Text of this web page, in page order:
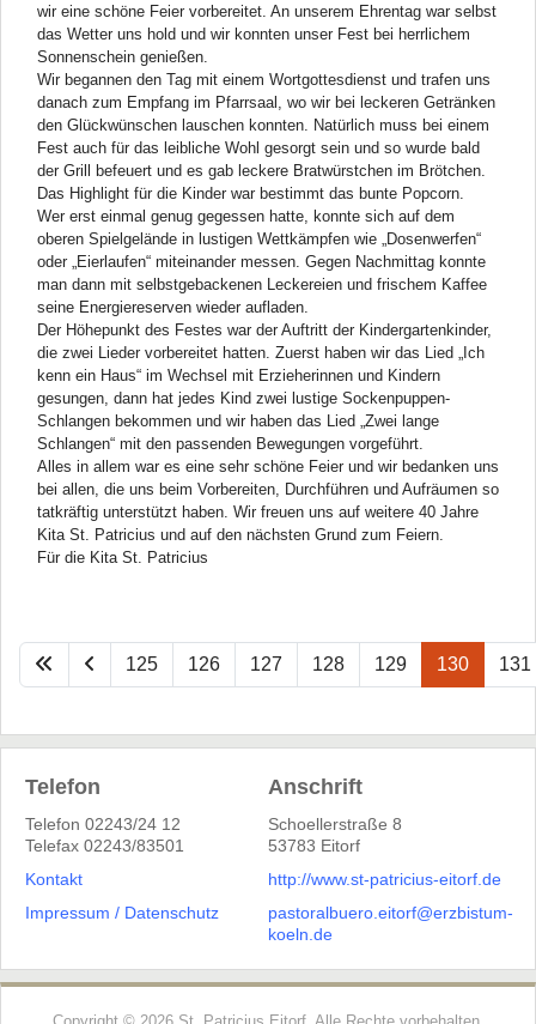
wir eine schöne Feier vorbereitet. An unserem Ehrentag war selbst
das Wetter uns hold und wir konnten unser Fest bei herrlichem
Sonnenschein genießen.
Wir begannen den Tag mit einem Wortgottesdienst und trafen uns
danach zum Empfang im Pfarrsaal, wo wir bei leckeren Getränken
den Glückwünschen lauschen konnten. Natürlich muss bei einem
Fest auch für das leibliche Wohl gesorgt sein und so wurde bald
der Grill befeuert und es gab leckere Bratwürstchen im Brötchen.
Das Highlight für die Kinder war bestimmt das bunte Popcorn.
Wer erst einmal genug gegessen hatte, konnte sich auf dem
oberen Spielgelände in lustigen Wettkämpfen wie „Dosenwerfen“
oder „Eierlaufen“ miteinander messen. Gegen Nachmittag konnte
man dann mit selbstgebackenen Leckereien und frischem Kaffee
seine Energiereserven wieder aufladen.
Der Höhepunkt des Festes war der Auftritt der Kindergartenkinder,
die zwei Lieder vorbereitet hatten. Zuerst haben wir das Lied „Ich
kenn ein Haus“ im Wechsel mit Erzieherinnen und Kindern
gesungen, dann hat jedes Kind zwei lustige Sockenpuppen-
Schlangen bekommen und wir haben das Lied „Zwei lange
Schlangen“ mit den passenden Bewegungen vorgeführt.
Alles in allem war es eine sehr schöne Feier und wir bedanken uns
bei allen, die uns beim Vorbereiten, Durchführen und Aufräumen so
tatkräftig unterstützt haben. Wir freuen uns auf weitere 40 Jahre
Kita St. Patricius und auf den nächsten Grund zum Feiern.
Für die Kita St. Patricius
125 126 127 128 129 130 131
Telefon
Telefon 02243/24 12
Telefax 02243/83501
Kontakt
Impressum / Datenschutz
Anschrift
Schoellerstraße 8
53783 Eitorf
http://www.st-patricius-eitorf.de
pastoralbuero.eitorf@erzbistum-
koeln.de